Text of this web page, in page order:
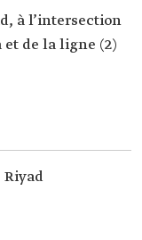
à l’intersection
et de la ligne (2)